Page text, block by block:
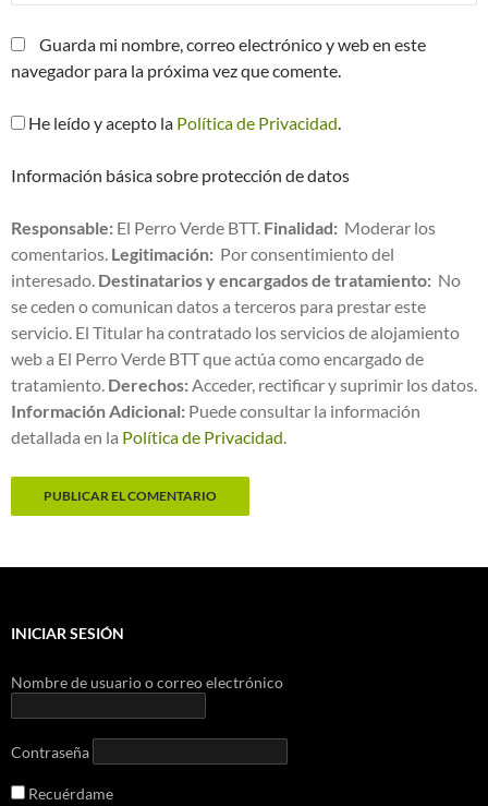
Guarda mi nombre, correo electrónico y web en este
navegador para la próxima vez que comente.
He leído y acepto la Política de Privacidad.
Información básica sobre protección de datos
Responsable: El Perro Verde BTT. Finalidad: Moderar los
comentarios. Legitimación: Por consentimiento del
interesado. Destinatarios y encargados de tratamiento: No
se ceden o comunican datos a terceros para prestar este
servicio. El Titular ha contratado los servicios de alojamiento
web a El Perro Verde BTT que actúa como encargado de
tratamiento. Derechos:Acceder, rectificar y suprimir los datos.
Información Adicional: Puede consultar la información
detallada en la Política de Privacidad.
INICIAR SESIÓN
Nombre de usuario o correo electrónico
Contraseña
Recuérdame